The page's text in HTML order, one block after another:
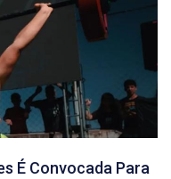
É Convocada Para